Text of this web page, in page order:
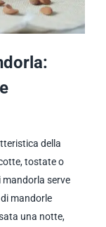
della
tostate o
mandorla serve
mandorle
una notte,